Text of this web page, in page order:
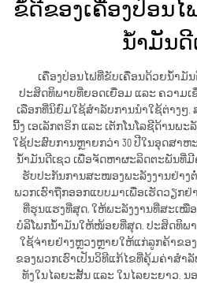
ຂໍ້ດີຂອງເຄື່ອງປ່ອນ
ນ້ຳມັນດີ
ເຄື່ອງປ່ອນໄຟທີ່ຂັບເຄື່ອນດ້ວຍນ້ຳມັ
ປະສິດທິພາບທີ່ຍອດເຍື່ອມ ແລະ ຄວາມເ
ເລືອກທີ່ນິຍົມໃຊ້ສຳລັບການນຳໃຊ້ຕ່າງໆ.
ນີ້ງ ເອເລັກຕຣິກ ແລະ ເຕັກໂນໂລຊີດ້ານພະ
ໃຊ້ປະສົບການຫຼາຍກວ່າ 30 ປີໃນອຸດສາຫ
ນ້ຳມັນດີເຊວ ເພື່ອຈັດຫາຜະລິດຕະພັນທີ່
ຮັບປະກັນການສະໜອງພະລັງງານຢ່າງຕໍ່
ພວກເຮົາຖືກອອກແບບມາເພື່ອເຮັດວຽກ
ທີ່ຮຸນແຮງທີ່ສຸດ, ໃຫ້ພະລັງງານທີ່ສະເໝື
ບໍລິໂພກນ້ຳມັນໃຫ້ໜ້ອຍທີ່ສຸດ. ປະສິດທິພ
ໃຊ້ຈ່າຍຢ່າງຫຼວງຫຼາຍໃຫ້ແກ່ລູກຄ້າຂອງ
ຂອງພວກເຮົາເປັນວິທີແກ້ໄຂທີ່ຄຸ້ມຄ່າສຳ
ທັງໃນໄລຍະສັ້ນ ແລະ ໃນໄລຍະຍາວ.